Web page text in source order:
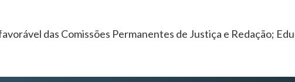
das Comissões Permanentes de Justiça e Redação;